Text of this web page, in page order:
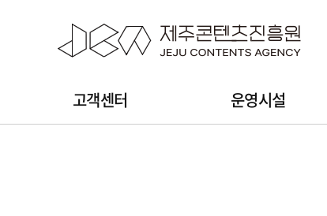
고객센터 운영시설